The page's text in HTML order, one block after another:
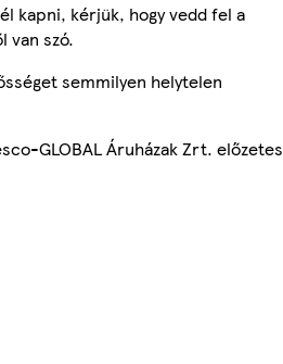
kapni, kérjük, hogy vedd fel a
van szó.
semmilyen helytelen
GLOBAL Áruházak Zrt. előzetes